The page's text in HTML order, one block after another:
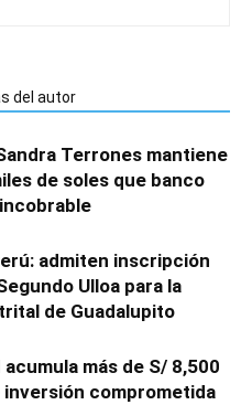
del autor
Terrones mantiene
de soles que banco
admiten inscripción
Ulloa para la
de Guadalupito
más de S/ 8,500
inversión comprometida